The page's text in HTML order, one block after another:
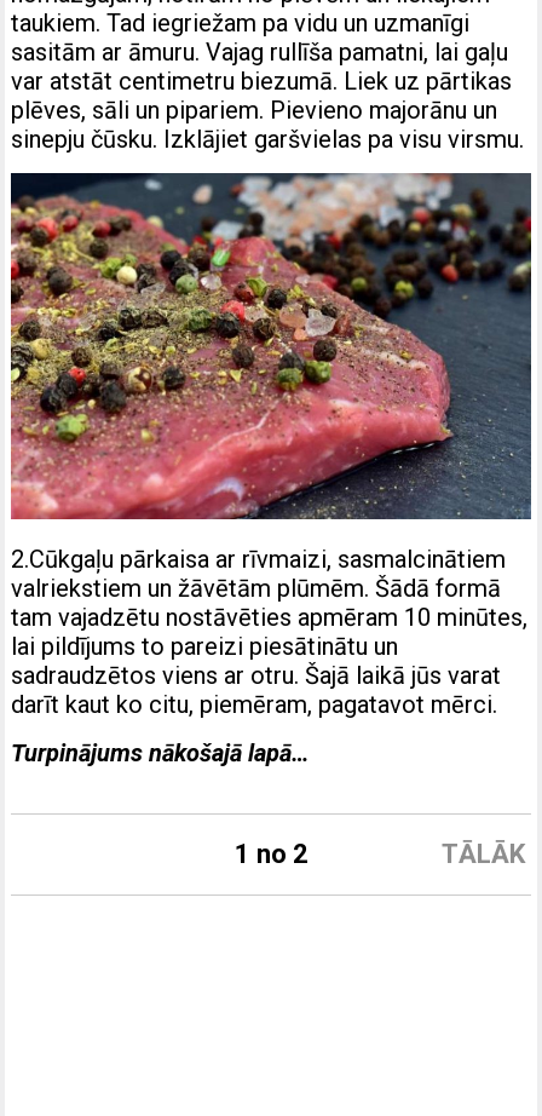
taukiem. Tad iegriežam pa vidu un uzmanīgi
sasitām ar āmuru. Vajag rullīša pamatni, lai gaļu
var atstāt centimetru biezumā. Liek uz pārtikas
plēves, sāli un pipariem. Pievieno majorānu un
sinepju čūsku. Izklājiet garšvielas pa visu virsmu.
2.Cūkgaļu pārkaisa ar rīvmaizi, sasmalcinātiem
valriekstiem un žāvētām plūmēm. Šādā formā
tam vajadzētu nostāvēties apmēram 10 minūtes,
lai pildījums to pareizi piesātinātu un
sadraudzētos viens ar otru. Šajā laikā jūs varat
darīt kaut ko citu, piemēram, pagatavot mērci.
Turpinājums nākošajā lapā…
TĀLĀK
1 no 2